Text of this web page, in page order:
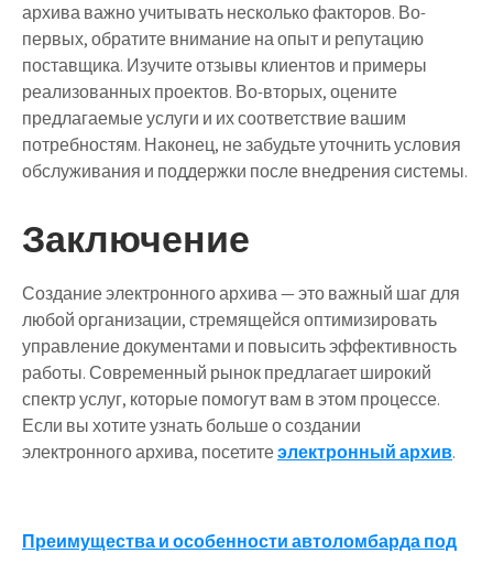
архива важно учитывать несколько факторов. Во-
первых, обратите внимание на опыт и репутацию
поставщика. Изучите отзывы клиентов и примеры
реализованных проектов. Во-вторых, оцените
предлагаемые услуги и их соответствие вашим
потребностям. Наконец, не забудьте уточнить условия
обслуживания и поддержки после внедрения системы.
Заключение
Создание электронного архива — это важный шаг для
любой организации, стремящейся оптимизировать
управление документами и повысить эффективность
работы. Современный рынок предлагает широкий
спектр услуг, которые помогут вам в этом процессе.
Если вы хотите узнать больше о создании
электронного архива, посетитеэлектронный архив.
Навигация
Преимущества и особенности автоломбарда под